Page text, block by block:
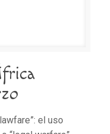
el uso